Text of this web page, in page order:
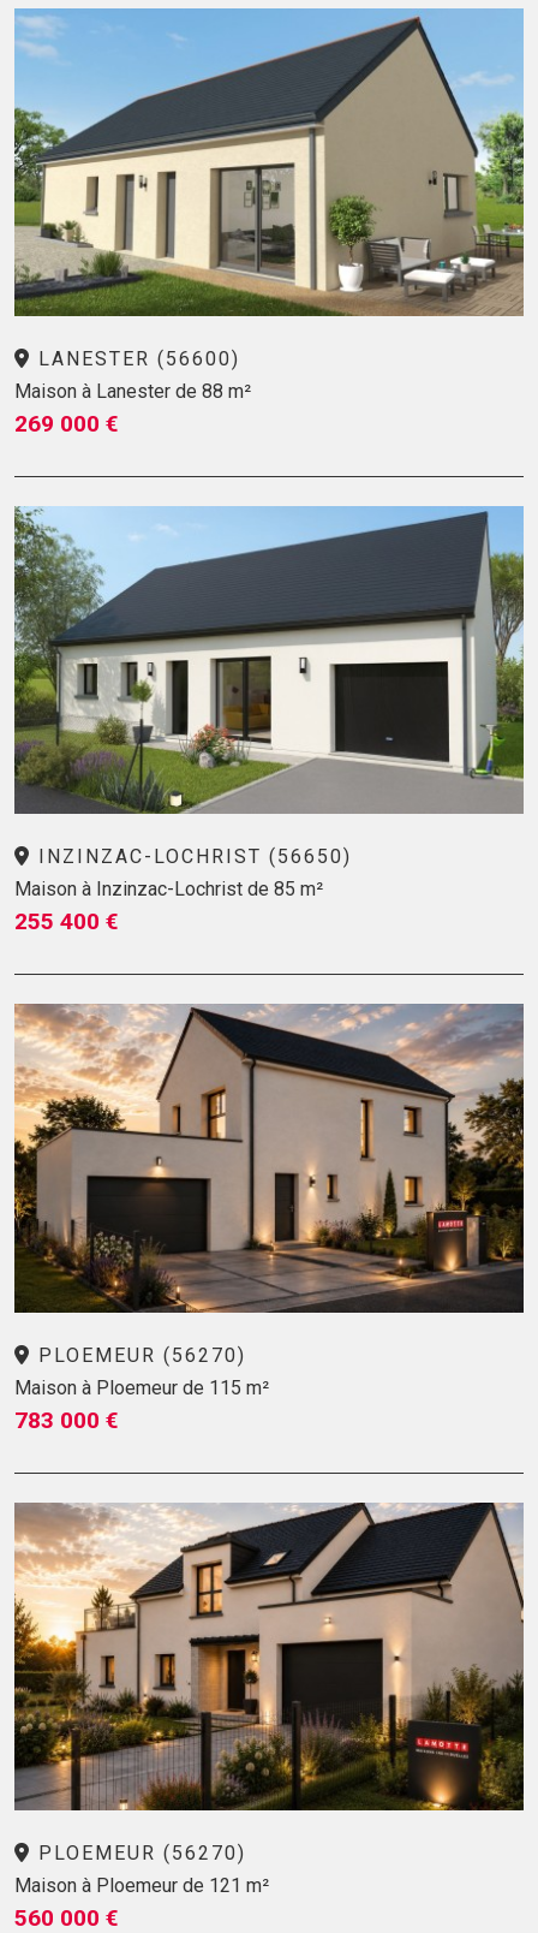
LANESTER (56600)
Maison à Lanester de 88 m²
269 000 €
INZINZAC-LOCHRIST (56650)
Maison à Inzinzac-Lochrist de 85 m²
255 400 €
PLOEMEUR (56270)
Maison à Ploemeur de 115 m²
783 000 €
PLOEMEUR (56270)
Maison à Ploemeur de 121 m²
560 000 €